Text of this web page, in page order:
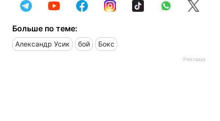
Больше по теме:
Александр Усик бой Бокс